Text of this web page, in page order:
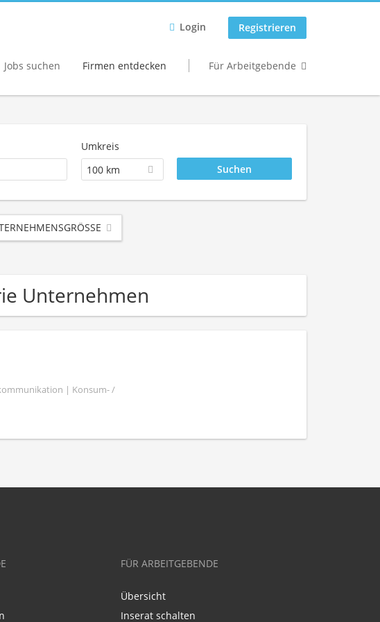
Login Registrieren
Jobs suchen Firmen entdecken Für Arbeitgebende
Umkreis
100 km
Unternehmen
| Konsum- /
FÜR ARBEITGEBENDE
Übersicht
Inserat schalten